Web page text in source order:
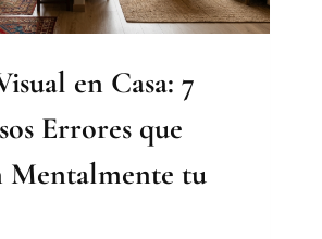
en Casa: 7
Errores que
Mentalmente tu